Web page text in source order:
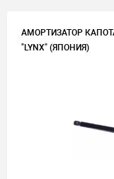
АМОРТИЗАТОР КАПОТА
"LYNX" (ЯПОНИЯ)